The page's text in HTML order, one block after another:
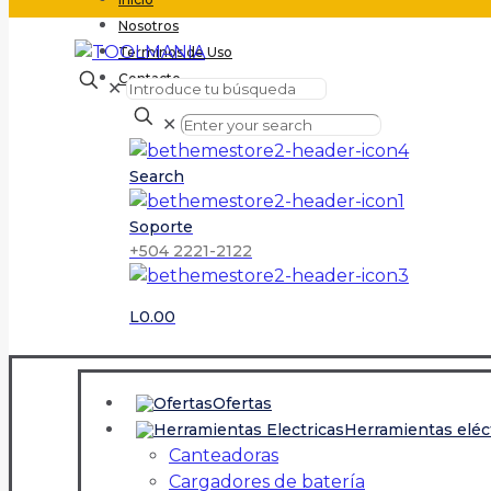
Nosotros
Terminos de Uso
Contacto
✕
✕
Search
Soporte
+504 2221-2122
L0.00
Ofertas
Herramientas
Canteadoras
Cargadores de batería